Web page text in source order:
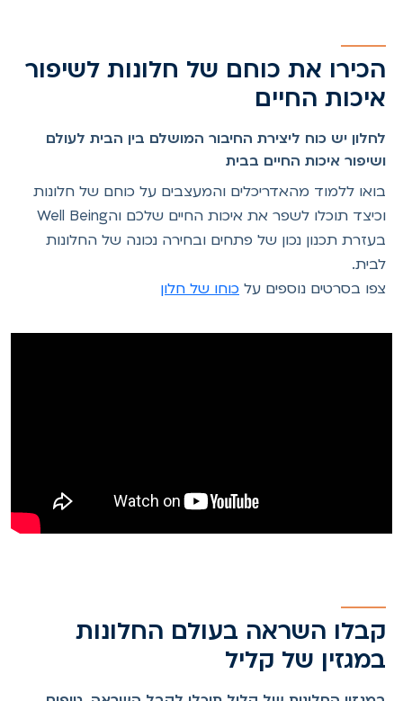
הכירו את כוחם של חלונות לשיפור
איכות החיים
לחלון יש כוח ליצירת החיבור המושלם בין הבית לעולם
ושיפור איכות החיים בבית
בואו ללמוד מהאדריכלים והמעצבים על כוחם של חלונות
וכיצד תוכלו לשפר את איכות החיים שלכם והWell Being
בעזרת תכנון נכון של פתחים ובחירה נכונה של החלונות
לבית.
צפו בסרטים נוספים עלכוחו של חלון
קבלו השראה בעולם החלונות
במגזין של קליל